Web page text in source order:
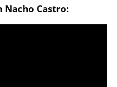
Castro: